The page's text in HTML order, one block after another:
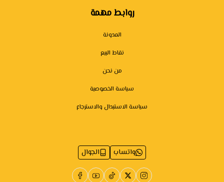
روابط مهمة
المدونة
نقاط البيع
من نحن
سياسة الخصوصية
سياسة الاستبدال والاسترجاع
واتساب الجوال